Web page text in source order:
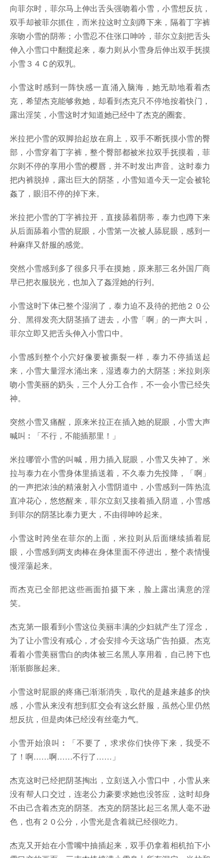
向菲尔时，菲尔马上伸出舌头强吻着小雪，小雪想反抗，
双手却被菲尔抓住，而米拉这时立刻蹲下来，隔着丁字裤
亲吻小雪的阴蒂；小雪忍不住张口呻吟，菲尔立刻把舌头
伸入小雪口中翻搅起来，泰力则从小雪身后伸出双手抚摸
小雪３４Ｃ的双乳。
小雪这时感到一阵快感一直涌入脑海，她无助地看着杰
克，希望杰克能够救她，却看到杰克只不停地按着快门，
露出淫笑，小雪这时才知道她已经中了杰克的圈套。
米拉把小雪的双脚抬起放在肩上，双手不断抚摸小雪的臀
部，小雪穿着丁字裤，整个臀部都被米拉双手抚摸着，菲
尔则不停的享用小雪的樱唇，并不时发出声音。这时泰力
把内裤脱掉，露出巨大的阴茎，小雪知道今天一定会被轮
姦了，眼泪不停的掉下来。
米拉把小雪的丁字裤拉开，直接舔着阴蒂，泰力也蹲下来
从后面舔着小雪的屁眼，小雪第一次被人舔屁眼，感到一
种麻痒又舒服的感觉。
突然小雪感到多了很多只手在摸她，原来那三名外国厂商
早已把衣服脱光，也加入了姦淫她的行列。
小雪这时下体已整个湿润了，泰力迫不及待的把他２０公
分、黑得发亮大阴茎插了进去，小雪「啊」的一声大叫，
菲尔立即又把舌头伸入小雪口中。
小雪感到整个小穴好像要被撕裂一样，泰力不停插送起
来，小雪大量淫水涌出来，湿透泰力的大阴茎；米拉则亲
吻小雪美丽的奶头，三个人分工合作，不一会小雪已经失
神。
突然小雪又痛醒，原来米拉正在插入她的屁眼，小雪大声
喊叫︰「不行，不能插那里！」
米拉哪管小雪的叫喊，用力插入屁眼，小雪又失神了。米
拉与泰力在小雪身体里插送着，不久泰力先投降，「啊」
的一声把浓浊的精液射入小雪阴道中，小雪感到一阵热流
直冲花心，悠悠醒来，菲尔立刻又接着插入阴道，小雪感
到菲尔的阴茎比泰力更大，不由得呻吟起来。
小雪这时跨坐在菲尔的上面，米拉则从后面继续插着屁
眼，小雪感到两支肉棒在身体里面不停进出，整个表情慢
慢淫蕩起来。
而杰克已全部把这些画面拍摄下来，脸上露出满意的淫
笑。
杰克第一眼看到小雪这位美丽丰满的少妇就产生了淫念，
为了让小雪没有戒心，才会安排今天这场广告拍摄。杰克
看着小雪美丽雪白的肉体被三名黑人享用着，自己胯下也
渐渐膨胀起来。
小雪这时屁眼的疼痛已渐渐消失，取代的是越来越多的快
感，小雪从来没有想到肛交会有这幺舒服，虽然心里仍然
想反抗，但是肉体已经没有丝毫力气。
小雪开始浪叫︰「不要了，求求你们快停下来，我受不
了！啊……啊……不行了……」
杰克这时已经把阴茎掏出，立刻送入小雪口中，小雪从来
没有帮人口交过，连老公力豪要求她也没答应，这时却身
不由己含着杰克的阴茎。杰克的阴茎比起三名黑人毫不逊
色，也有２０公分，小雪光是含着就已经很吃力。
杰克又开始在小雪嘴中抽插起来，双手仍拿着相机拍下小